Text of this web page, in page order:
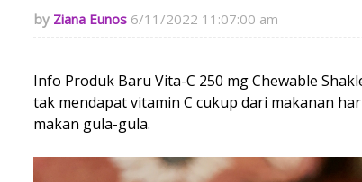
Ziana Eunos 6/11/2022 11:07:00 am
Info Produk Baru Vita-C 250 mg Chewable
tak mendapat vitamin C cukup dari makanan
makan gula-gula.